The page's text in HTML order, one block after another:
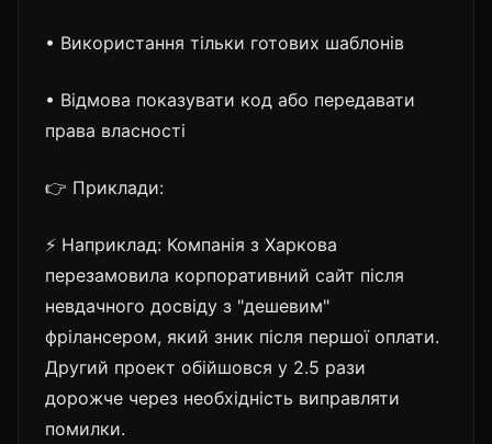
• Використання тільки готових шаблонів
• Відмова показувати код або передавати
права власності
👉 Приклади:
⚡ Наприклад: Компанія з Харкова
перезамовила корпоративний сайт після
невдачного досвіду з "дешевим"
фрілансером, який зник після першої оплати.
Другий проект обійшовся у 2.5 рази
дорожче через необхідність виправляти
помилки.